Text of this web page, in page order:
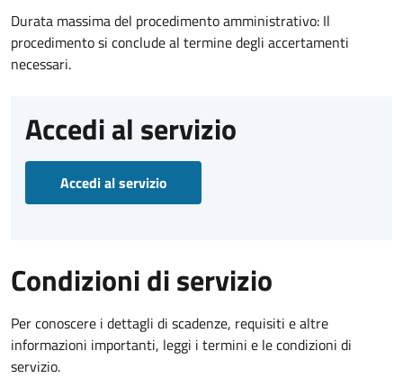
Durata massima del procedimento amministrativo: Il
procedimento si conclude al termine degli accertamenti
necessari.
Accedi al servizio
Accedi al servizio
Condizioni di servizio
Per conoscere i dettagli di scadenze, requisiti e altre
informazioni importanti, leggi i termini e le condizioni di
servizio.